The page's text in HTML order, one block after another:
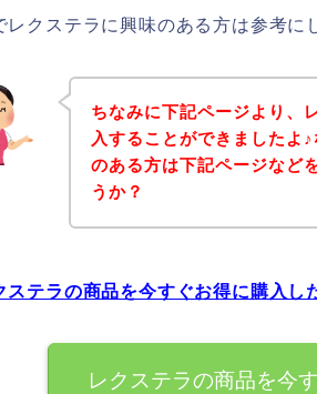
レクステラに興味のある方は参考に
ちなみに下記ページより、
入することができましたよ
のある方は下記ページなど
うか？
ステラの商品を今すぐお得に購入し
レクステラの商品を今